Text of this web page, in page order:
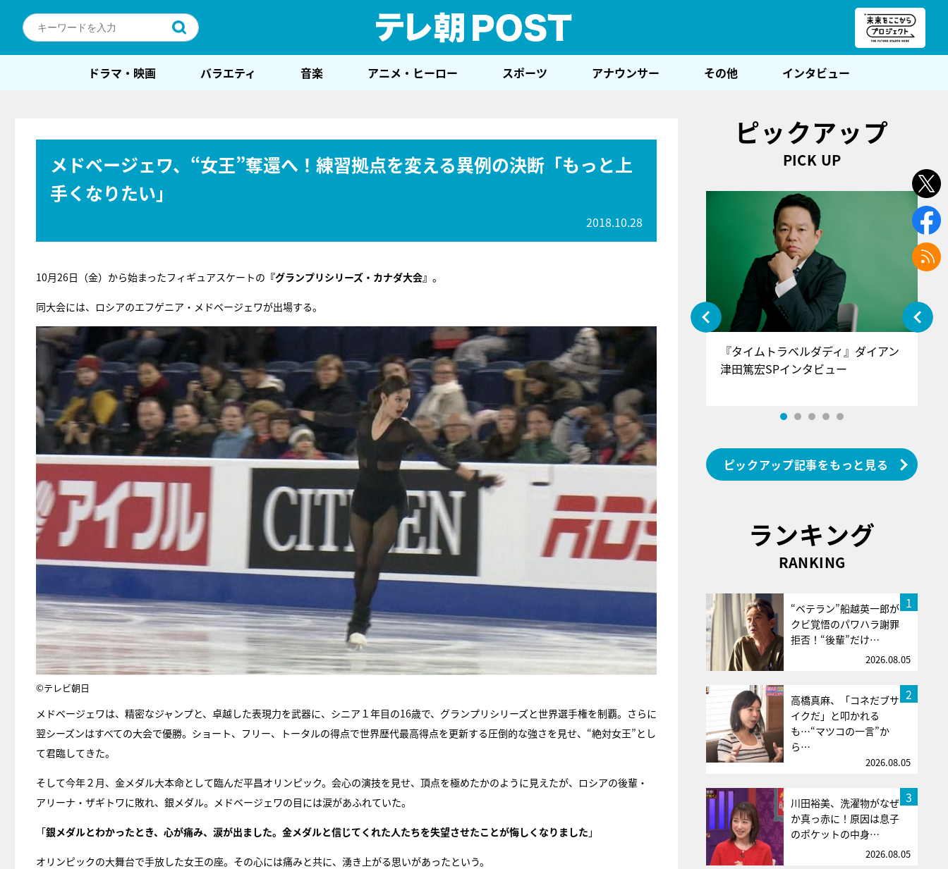
ドラマ・映画 バラエティ 音楽 アニメ・ヒーロー スポーツ アナウンサー その他 インタビュー
メドベージェワ、“女王”奪還へ！練習拠点を変える異例の決断「もっと上
手くなりたい」
2018.10.28
10月26日（金）から始まったフィギュアスケートの 『グランプリシリーズ・カナダ大会』 。
同大会には、ロシアのエフゲニア・メドベージェワが出場する。
©テレビ朝日
メドベージェワは、精密なジャンプと、卓越した表現力を武器に、シニア１年目の16歳で、グランプリシリーズと世界選手権を制覇。さらに
翌シーズンはすべての大会で優勝。ショート、フリー、トータルの得点で世界歴代最高得点を更新する圧倒的な強さを見せ、“絶対女王”とし
て君臨してきた。
そして今年２月、金メダル大本命として臨んだ平昌オリンピック。会心の演技を見せ、頂点を極めたかのように見えたが、ロシアの後輩・
アリーナ・ザギトワに敗れ、銀メダル。メドベージェワの目には涙があふれていた。
「銀メダルとわかったとき、心が痛み、涙が出ました。金メダルと信じてくれた人たちを失望させたことが悔しくなりました 」
オリンピックの大舞台で手放した女王の座。その心には痛みと共に、湧き上がる思いがあったという。
ピックアップ
PICK UP
『アイ＝ラブ！げーみんぐ』＝LOV
E齋藤樹愛羅＆佐々木舞香SPインタ
ビュー
『タイムトラベルダディ』ダイアン
津田篤宏SPインタビュー
ピックアップ記事をもっと見る
ランキング
RANKING
1
“ベテラン”船越英一郎が
クビ覚悟のパワハラ謝罪
拒否！“後輩”だけ…
2026.08.05
2
高橋真麻、「コネだブサ
イクだ」と叩かれる
も…“マツコの一言”か
ら…
2026.08.05
3
川田裕美、洗濯物がなぜ
か真っ赤に！原因は息子
のポケットの中身…
2026.08.05